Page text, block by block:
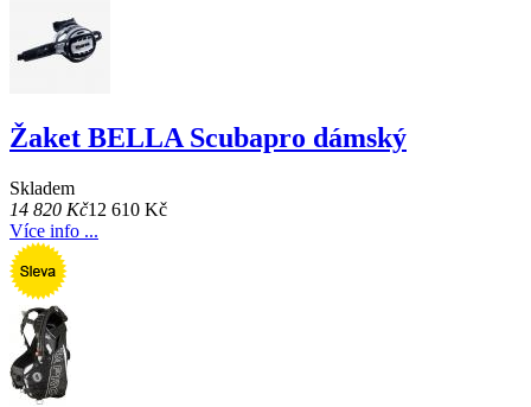
Žaket BELLA Scubapro dámský
Skladem
14 820 Kč12 610 Kč
Více info ...